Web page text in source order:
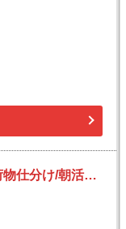
【早朝】4時～9時/週2日～OK/簡単荷物仕分け/朝活・短時間/日払い可(規定有)/副業歓迎